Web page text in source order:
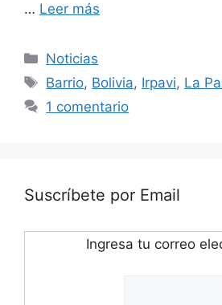
… Leer más
Categorías
Noticias
Etiquetas
Barrio, Bolivia, Irpavi, La
1 comentario
Suscríbete por Email
Ingresa tu correo